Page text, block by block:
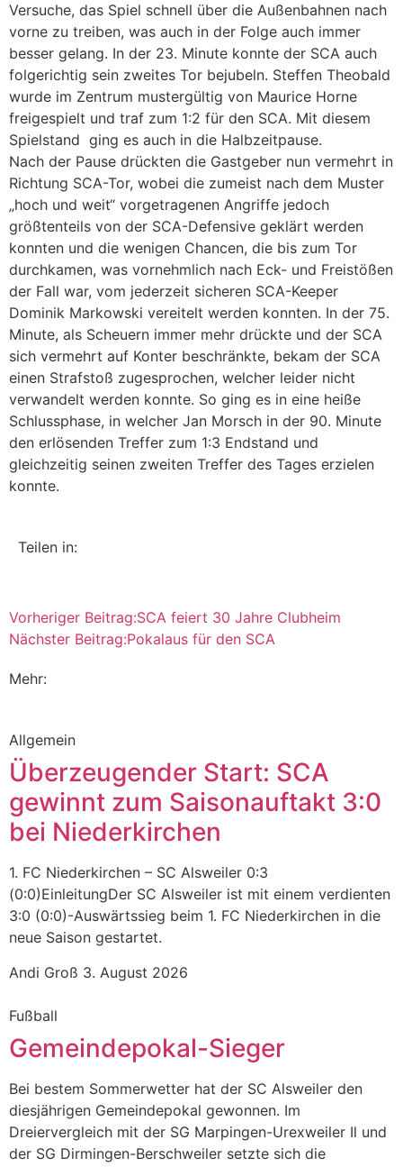
Versuche, das Spiel schnell über die Außenbahnen nach
vorne zu treiben, was auch in der Folge auch immer
besser gelang. In der 23. Minute konnte der SCA auch
folgerichtig sein zweites Tor bejubeln. Steffen Theobald
wurde im Zentrum mustergültig von Maurice Horne
freigespielt und traf zum 1:2 für den SCA. Mit diesem
Spielstand ging es auch in die Halbzeitpause.
Nach der Pause drückten die Gastgeber nun vermehrt in
Richtung SCA-Tor, wobei die zumeist nach dem Muster
„hoch und weit“ vorgetragenen Angriffe jedoch
größtenteils von der SCA-Defensive geklärt werden
konnten und die wenigen Chancen, die bis zum Tor
durchkamen, was vornehmlich nach Eck- und Freistößen
der Fall war, vom jederzeit sicheren SCA-Keeper
Dominik Markowski vereitelt werden konnten. In der 75.
Minute, als Scheuern immer mehr drückte und der SCA
sich vermehrt auf Konter beschränkte, bekam der SCA
einen Strafstoß zugesprochen, welcher leider nicht
verwandelt werden konnte. So ging es in eine heiße
Schlussphase, in welcher Jan Morsch in der 90. Minute
den erlösenden Treffer zum 1:3 Endstand und
gleichzeitig seinen zweiten Treffer des Tages erzielen
konnte.
Teilen in:
Vorheriger Beitrag:SCA feiert 30 Jahre Clubheim
Nächster Beitrag:Pokalaus für den SCA
Mehr:
Allgemein
Überzeugender Start: SCA
gewinnt zum Saisonauftakt 3:0
bei Niederkirchen
1. FC Niederkirchen – SC Alsweiler 0:3
(0:0)EinleitungDer SC Alsweiler ist mit einem verdienten
3:0 (0:0)-Auswärtssieg beim 1. FC Niederkirchen in die
neue Saison gestartet.
Andi Groß 3. August 2026
Fußball
Gemeindepokal-Sieger
Bei bestem Sommerwetter hat der SC Alsweiler den
diesjährigen Gemeindepokal gewonnen. Im
Dreiervergleich mit der SG Marpingen-Urexweiler Il und
der SG Dirmingen-Berschweiler setzte sich die